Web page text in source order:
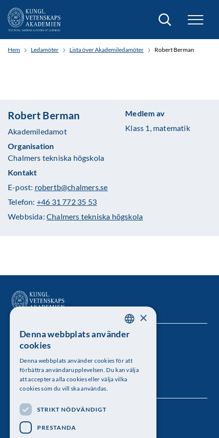
Sök
Hem Ledamöter Lista över Akademiledamöter Robert Berman
Robert Berman
Akademiledamot
Organisation
Chalmers tekniska högskola
Medlem av
Klass 1, matematik
Kontakt
E-post: robertb@chalmers.se
Telefon: +46 31 772 35 53
Webbsida: Chalmers tekniska högskola
Kungl. Vetenskapsakademien
Besöksadress: Lilla Frescativägen 4A
Telefon: 08-673 95 00
Följ oss
SWEDISH
×
Denna webbplats använder
cookies
Denna webbplats använder cookies för att
förbättra användarupplevelsen. Du kan välja
att acceptera alla cookies eller välja vilka
cookies som du vill ska användas.
STRIKT NÖDVÄNDIGT
PRESTANDA